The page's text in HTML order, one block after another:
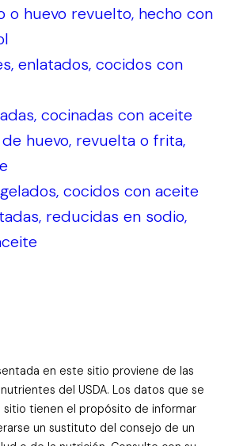
o huevo revuelto, hecho con
enlatados, cocidos con
cocinadas con aceite
huevo, revuelta o frita,
cocidos con aceite
reducidas en sodio,
en este sitio proviene de las
del USDA. Los datos que se
tienen el propósito de informar
un sustituto del consejo de un